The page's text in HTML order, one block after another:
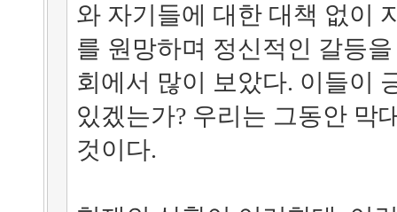
와 자기들에 대한 대책 없이
를 원망하며 정신적인 갈등
회에서 많이 보았다. 이들이
있겠는가? 우리는 그동안 막
것이다.